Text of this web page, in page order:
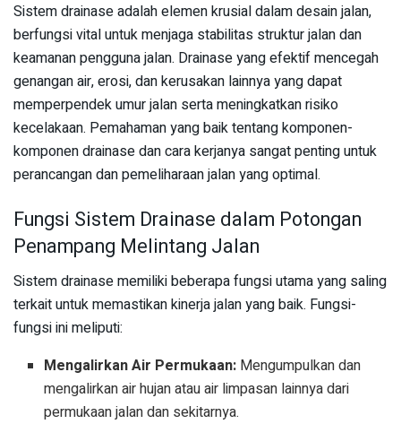
Sistem drainase adalah elemen krusial dalam desain jalan,
berfungsi vital untuk menjaga stabilitas struktur jalan dan
keamanan pengguna jalan. Drainase yang efektif mencegah
genangan air, erosi, dan kerusakan lainnya yang dapat
memperpendek umur jalan serta meningkatkan risiko
kecelakaan. Pemahaman yang baik tentang komponen-
komponen drainase dan cara kerjanya sangat penting untuk
perancangan dan pemeliharaan jalan yang optimal.
Fungsi Sistem Drainase dalam Potongan
Penampang Melintang Jalan
Sistem drainase memiliki beberapa fungsi utama yang saling
terkait untuk memastikan kinerja jalan yang baik. Fungsi-
fungsi ini meliputi:
Mengalirkan Air Permukaan: Mengumpulkan dan
mengalirkan air hujan atau air limpasan lainnya dari
permukaan jalan dan sekitarnya.